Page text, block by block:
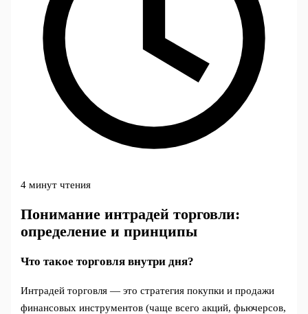
4 минут чтения
Понимание интрадей торговли:
определение и принципы
Что такое торговля внутри дня?
Интрадей торговля — это стратегия покупки и продажи
финансовых инструментов (чаще всего акций, фьючерсов,